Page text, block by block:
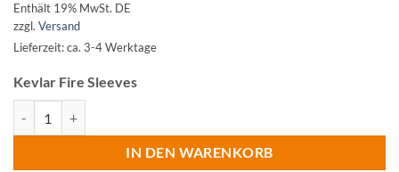
Enthält 19% MwSt. DE
zzgl. Versand
Lieferzeit: ca. 3-4 Werktage
Kevlar Fire Sleeves
IN DEN WARENKORB